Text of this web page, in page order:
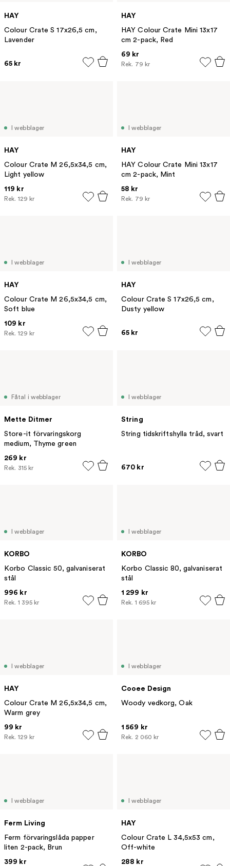
HAY
Colour Crate S 17x26,5 cm,
Lavender
65 kr
HAY
HAY Colour Crate Mini 13x17
cm 2-pack, Red
69 kr
Rek. 79 kr
I webblager
HAY
Colour Crate M 26,5x34,5 cm,
Light yellow
119 kr
Rek. 129 kr
I webblager
HAY
HAY Colour Crate Mini 13x17
cm 2-pack, Mint
58 kr
Rek. 79 kr
I webblager
HAY
Colour Crate M 26,5x34,5 cm,
Soft blue
109 kr
Rek. 129 kr
I webblager
HAY
Colour Crate S 17x26,5 cm,
Dusty yellow
65 kr
Fåtal i webblager
Mette Ditmer
Store-it förvaringskorg
medium, Thyme green
269 kr
Rek. 315 kr
I webblager
String
String tidskriftshylla tråd, svart
670 kr
I webblager
KORBO
Korbo Classic 50, galvaniserat
stål
996 kr
Rek. 1 395 kr
I webblager
KORBO
Korbo Classic 80, galvaniserat
stål
1 299 kr
Rek. 1 695 kr
I webblager
HAY
Colour Crate M 26,5x34,5 cm,
Warm grey
99 kr
Rek. 129 kr
I webblager
Cooee Design
Woody vedkorg, Oak
1 569 kr
Rek. 2 060 kr
I webblager
Ferm Living
Ferm förvaringslåda papper
liten 2-pack, Brun
399 kr
I webblager
HAY
Colour Crate L 34,5x53 cm,
Off-white
288 kr